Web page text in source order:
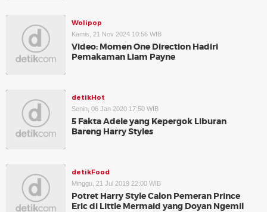
Wolipop
Kamis, 21 Nov 2024 10:56 WIB
Video: Momen One Direction Hadiri
Pemakaman Liam Payne
detikHot
Senin, 06 Jan 2020 17:50 WIB
5 Fakta Adele yang Kepergok Liburan
Bareng Harry Styles
detikFood
Minggu, 21 Jul 2019 22:00 WIB
Potret Harry Style Calon Pemeran Prince
Eric di Little Mermaid yang Doyan Ngemil